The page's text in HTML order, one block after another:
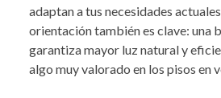
adaptan a tus necesidades
orientación también es clave: una
garantiza mayor luz natural y
algo muy valorado en los pisos en